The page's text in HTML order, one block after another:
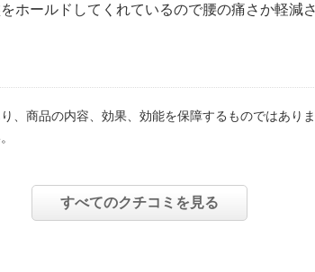
ホールドしてくれているので腰の痛さか軽減
、商品の内容、効果、効能を保障するものではありま
すべてのクチコミを見る